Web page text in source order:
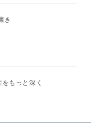
き
もっと深く